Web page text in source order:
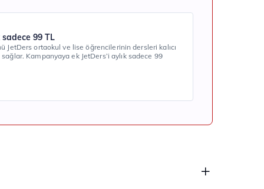
99 TL
JetDers ortaokul ve lise öğrencilerinin dersleri kalıcı
Kampanyaya ek JetDers’i aylık sadece 99